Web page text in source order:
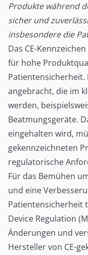
Produkte während
sicher und
insbesondere die
Das CE-
für hohe
Patientensicherheit.
angebracht, die im
werden,
Beatmungsgeräte.
eingehalten wird,
gekennzeichneten
regulatorische
Für das Bemühen
und eine
Patientensicherheit
Device Regulation
Änderungen und
Hersteller von CE-